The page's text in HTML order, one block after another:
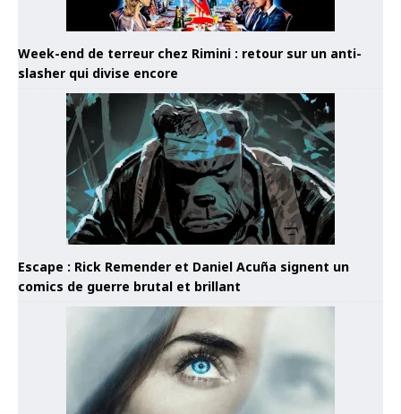
Week-end de terreur chez Rimini : retour sur un anti-
slasher qui divise encore
Escape : Rick Remender et Daniel Acuña signent un
comics de guerre brutal et brillant